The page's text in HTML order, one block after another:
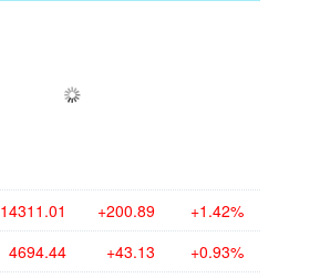
14311.01 +200.89 +1.42%
4694.44 +43.13 +0.93%